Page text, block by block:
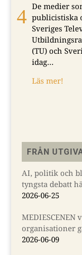
De medier
publicistiska
Sveriges
(TU) och
idag…
Läs mer!
FRÅN
AI, politik och
tyngsta debatt
2026-06-25
MEDIESCENEN
organisationer
Almedalsveckan
2026-06-09